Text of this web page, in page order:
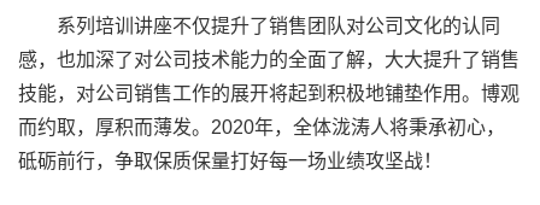
系列培训讲座不仅提升了销售团队对公司文化的认同
感，也加深了对公司技术能力的全面了解，大大提升了销售
技能，对公司销售工作的展开将起到积极地铺垫作用。博观
而约取，厚积而薄发。2020年，全体泷涛人将秉承初心，
砥砺前行，争取保质保量打好每一场业绩攻坚战！